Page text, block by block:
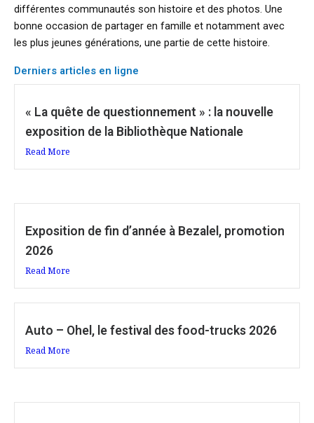
différentes communautés son histoire et des photos. Une
bonne occasion de partager en famille et notamment avec
les plus jeunes générations, une partie de cette histoire.
Derniers articles en ligne
« La quête de questionnement » : la nouvelle
exposition de la Bibliothèque Nationale
Read More
Exposition de fin d’année à Bezalel, promotion
2026
Read More
Auto – Ohel, le festival des food-trucks 2026
Read More